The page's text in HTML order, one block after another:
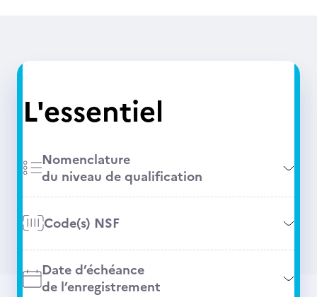
L'essentiel
Nomenclature
du niveau de qualification
Code(s) NSF
Date d’échéance
de l’enregistrement